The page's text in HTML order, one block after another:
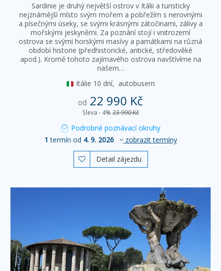
Sardinie je druhý největší ostrov v Itálii a turisticky
nejznámější místo svým mořem a pobřežím s nerovnými
a písečnými úseky, se svými krásnými zátočinami, zálivy a
mořskými jeskyněmi. Za poznání stojí i vnitrozemí
ostrova se svými horskými masívy a památkami na různá
období historie (předhistorické, antické, středověké
apod.). Kromě tohoto zajímavého ostrova navštívíme na
našem…
Itálie 10 dní, autobusem
od 22 990 Kč
Sleva - 4% 23 990 Kč
Podrobné poznávací okruhy
1 termín od 4. 9. 2026 zobrazit termíny
 Detail zájezdu